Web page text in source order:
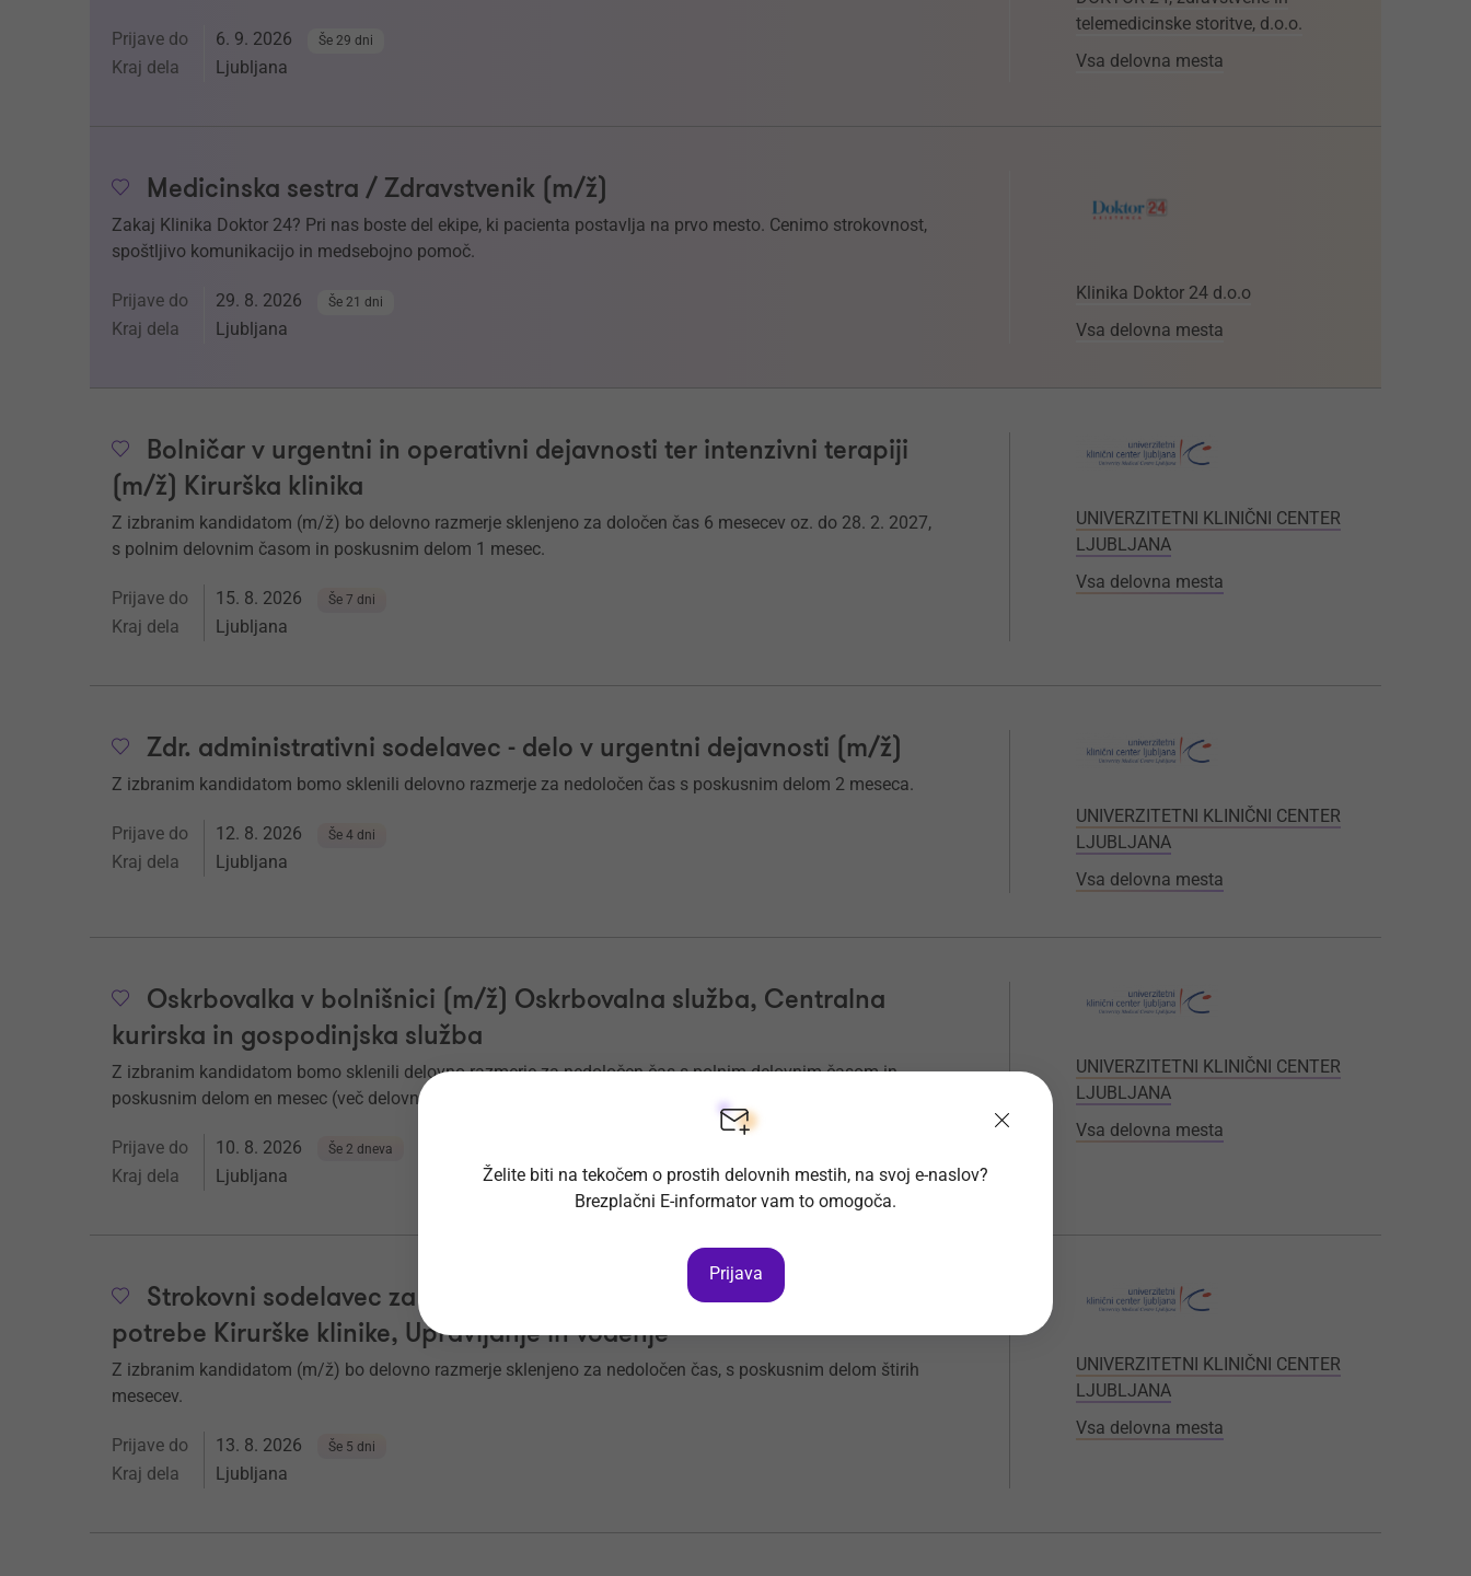
Prijave do 6. 9. 2026 Še 29 dni
Kraj dela Ljubljana
telemedicinske storitve, d.o.o.
Vsa delovna mesta
Medicinska sestra / Zdravstvenik (m/ž)
Zakaj Klinika Doktor 24? Pri nas boste del ekipe, ki pacienta postavlja na prvo mesto. Cenimo strokovnost,
spoštljivo komunikacijo in medsebojno pomoč.
Prijave do 29. 8. 2026 Še 21 dni
Kraj dela Ljubljana
Klinika Doktor 24 d.o.o
Vsa delovna mesta
Bolničar v urgentni in operativni dejavnosti ter intenzivni terapiji
(m/ž) Kirurška klinika
Z izbranim kandidatom (m/ž) bo delovno razmerje sklenjeno za določen čas 6 mesecev oz. do 28. 2. 2027,
s polnim delovnim časom in poskusnim delom 1 mesec.
Prijave do 15. 8. 2026 Še 7 dni
Kraj dela Ljubljana
UNIVERZITETNI KLINIČNI CENTER
LJUBLJANA
Vsa delovna mesta
Zdr. administrativni sodelavec - delo v urgentni dejavnosti (m/ž)
Z izbranim kandidatom bomo sklenili delovno razmerje za nedoločen čas s poskusnim delom 2 meseca.
Prijave do 12. 8. 2026 Še 4 dni
Kraj dela Ljubljana
UNIVERZITETNI KLINIČNI CENTER
LJUBLJANA
Vsa delovna mesta
Oskrbovalka v bolnišnici (m/ž) Oskrbovalna služba, Centralna
kurirska in gospodinjska služba
Z izbranim kandidatom bomo sklenili delovno razmerje za nedoločen čas s polnim delovnim časom in
poskusnim delom en mesec (več delovnih mest).
Prijave do 10. 8. 2026 Še 2 dneva
Kraj dela Ljubljana
UNIVERZITETNI KLINIČNI CENTER
LJUBLJANA
Vsa delovna mesta
Strokovni sodelavec za upravno pravne zadeve VII/1 (m/ž) za
potrebe Kirurške klinike, Upravljanje in vodenje
Z izbranim kandidatom (m/ž) bo delovno razmerje sklenjeno za nedoločen čas, s poskusnim delom štirih
mesecev.
Prijave do 13. 8. 2026 Še 5 dni
Kraj dela Ljubljana
UNIVERZITETNI KLINIČNI CENTER
LJUBLJANA
Vsa delovna mesta
Želite biti na tekočem o prostih delovnih mestih, na svoj e-naslov?
Brezplačni E-informator vam to omogoča.
Prijava